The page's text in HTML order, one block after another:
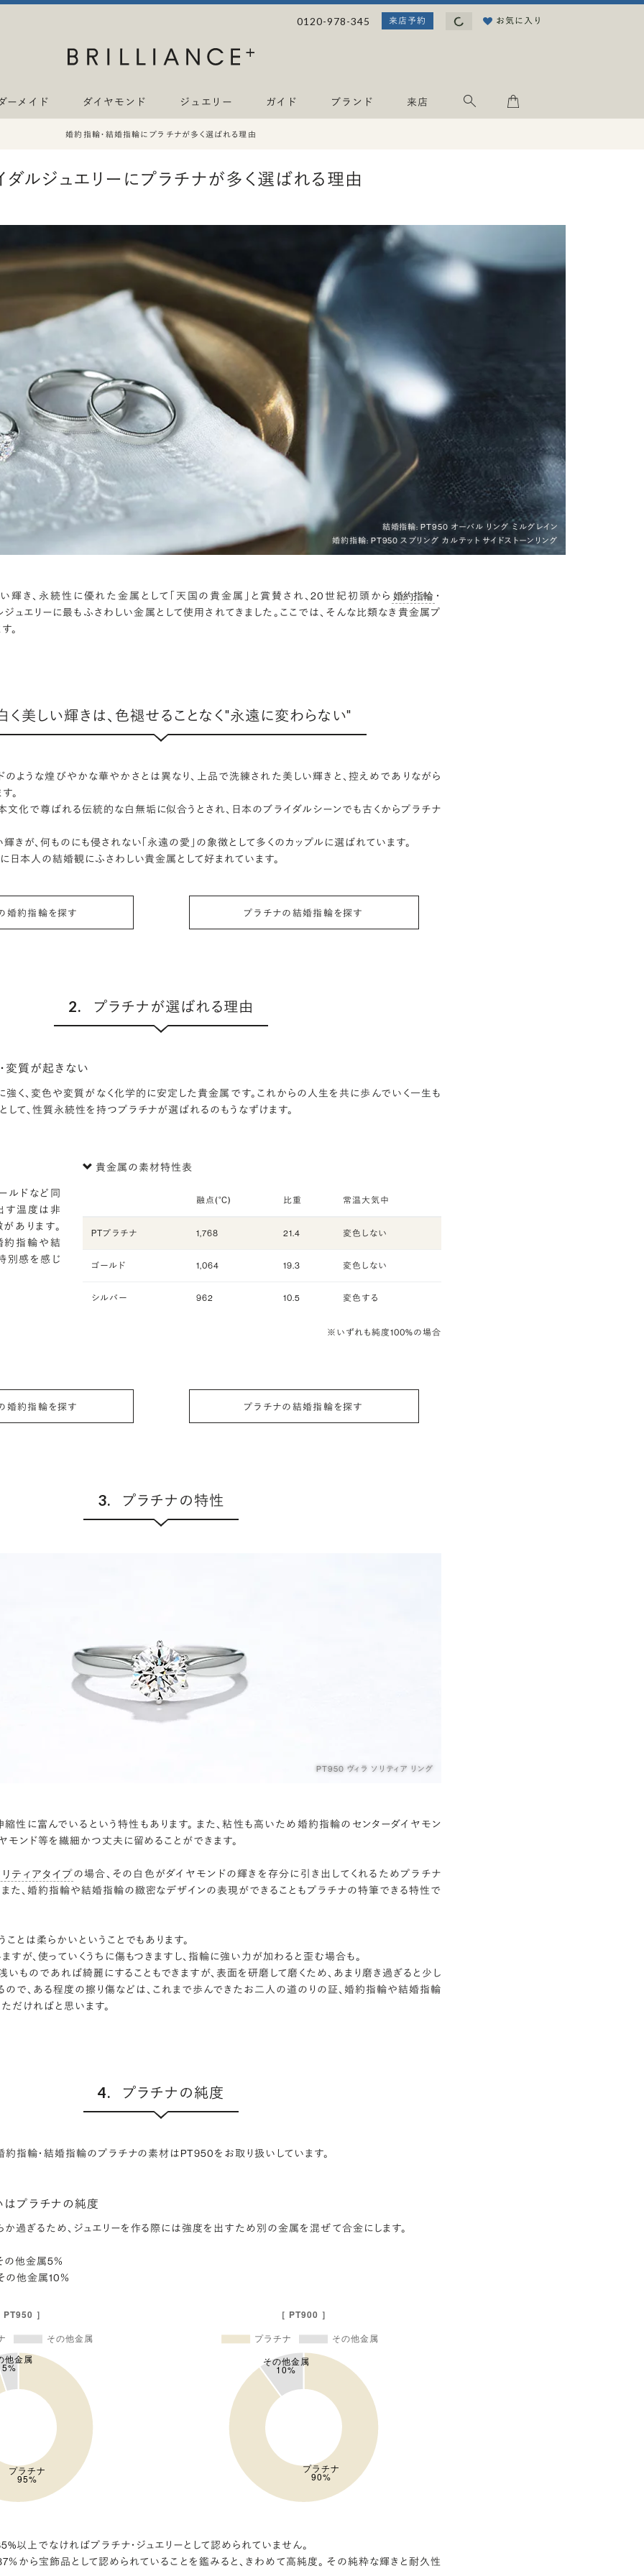
0120-978-345 来店予約 読み込み中...お気に入り
ーメイド ダイヤモンド ジュエリー ガイド ブランド 来店
婚約指輪・結婚指輪にプラチナが多く選ばれる理由
ダルジュエリーにプラチナが多く選ばれる理由
結婚指輪: PT950 オーバル リング ミルグレイン
婚約指輪: PT950 スプリング カルテット サイドストーンリング
輝き、永続性に優れた金属として「天国の貴金属」と賞賛され、20世紀初頭から 婚約指輪 ・
ュエリーに最もふさわしい金属として使用されてきました。ここでは、そんな比類なき貴金属プ
。
く美しい輝きは、色褪せることなく"永遠に変わらない"
ような煌びやかな華やかさとは異なり、上品で洗練された美しい輝きと、控えめでありながら
。
文化で尊ばれる伝統的な白無垢に似合うとされ、日本のブライダルシーンでも古くからプラチナ
きが、何ものにも侵されない「永遠の愛」の象徴として多くのカップルに選ばれています。
日本人の結婚観にふさわしい貴金属として好まれています。
婚約指輪を探す プラチナの結婚指輪を探す
2. プラチナが選ばれる理由
変質が起きない
く、変色や変質がなく化学的に安定した貴金属です。これからの人生を共に歩んでいく一生も
て、性質永続性を持つプラチナが選ばれるのもうなずけます。
ルドなど同
す温度は非
あります。
約指輪や結
別感を感じ
貴金属の素材特性表
融点(℃) 比重 常温大気中
PTプラチナ 1,768 21.4 変色しない
ゴールド 1,064 19.3 変色しない
シルバー 962 10.5 変色する
※いずれも純度100%の場合
婚約指輪を探す プラチナの結婚指輪を探す
3. プラチナの特性
PT950 ヴィラ ソリティア リング
性に富んでいるという特性もあります。 また、粘性も高いため婚約指輪のセンターダイヤモン
モンド等を繊細かつ丈夫に留めることができます。
ティアタイプ の場合、その白色がダイヤモンドの輝きを存分に引き出してくれるためプラチナ
また、婚約指輪や結婚指輪の緻密なデザインの表現ができることもプラチナの特筆できる特性で
ことは柔らかいということでもあります。
すが、使っていくうちに傷もつきますし、指輪に強い力が加わると歪む場合も。
いものであれば綺麗にすることもできますが、表面を研磨して磨くため、あまり磨き過ぎると少し
で、ある程度の擦り傷などは、これまで歩んできたお二人の道のりの証、婚約指輪や結婚指輪
だければと思います。
4. プラチナの純度
約指輪・結婚指輪のプラチナの素材はPT950をお取り扱いしています。
プラチナの純度
過ぎるため、ジュエリーを作る際には強度を出すため別の金属を混ぜて合金にします。
の他金属5％
の他金属10％
以上でなければプラチナ・ジュエリーとして認められていません。
から宝飾品として認められていることを鑑みると、きわめて高純度。 その純粋な輝きと耐久性